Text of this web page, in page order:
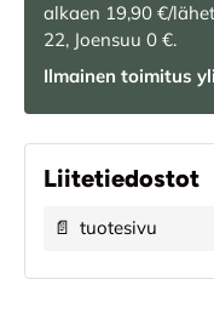
alkaen 19,90 €/
22, Joensuu 0 €.
Ilmainen toimitus
Liitetiedostot
📄 tuotesivu